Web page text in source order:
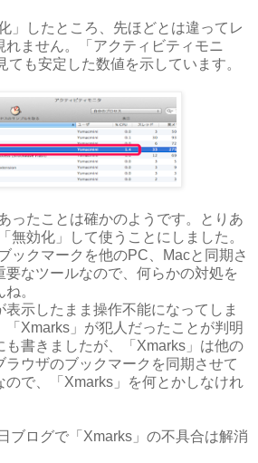
」したところ、先ほどとは違ってレ
れません。「アクティビティモニ
ても安定した数値を示しています。
ったことは確かのようです。とりあ
無効化」して使うことにしました。
ックマークを他のPC、Macと同期さ
なツールなので、何らかの対処を
。
表示したまま操作不能になってしま
「Xmarks」が犯人だったことが判明
も書きましたが、「Xmarks」は他の
ラウザのブックマークを同期させて
ので、「Xmarks」を何とかしなけれ
ブログで「Xmarks」の不具合は解消